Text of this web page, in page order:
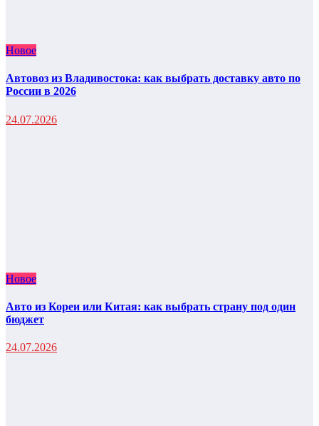
Новое
Автовоз из Владивостока: как выбрать доставку авто по
России в 2026
24.07.2026
Новое
Авто из Кореи или Китая: как выбрать страну под один
бюджет
24.07.2026